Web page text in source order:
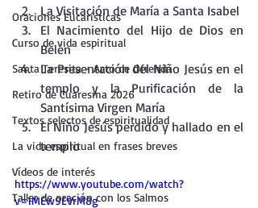
Oraciones Eucarísticas
Curso de vida espiritual
Santa Teresita - Acto de Ofrenda
Retiro de Cuaresma 2026
Textos selectos de espiritualidad
La vida espiritual en frases breves
Vídeos de interés
Taller de oración con los Salmos
La Visitación de María a Santa Isabel
El Nacimiento del Hijo de Dios en
Belén
La Presentación del Niño Jesús en el
templo y la Purificación de la
Santísima Virgen María
El Niño Jesús perdido y hallado en el
templo
https://www.youtube.com/watch?
v=1MEw9EVrM8g